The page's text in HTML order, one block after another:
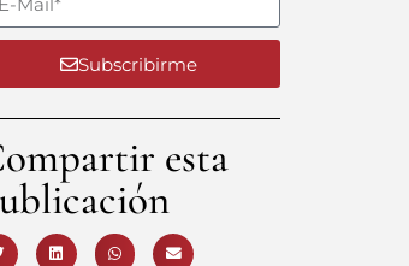
Subscribirme
esta